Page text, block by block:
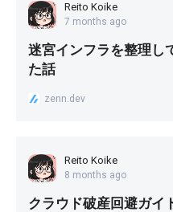
Reito Koike
7 months ago
迷宮インフラを整理し
た話
zenn.dev
Reito Koike
8 months ago
クラウド破産回避ガイ